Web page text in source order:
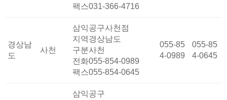
팩스031-366-4716
경상남
도
사천
삼익공구사천점
지역경상남도
구분사천
전화055-854-0989
팩스055-854-0645
055-85
4-0989
055-85
4-0645
삼익공구